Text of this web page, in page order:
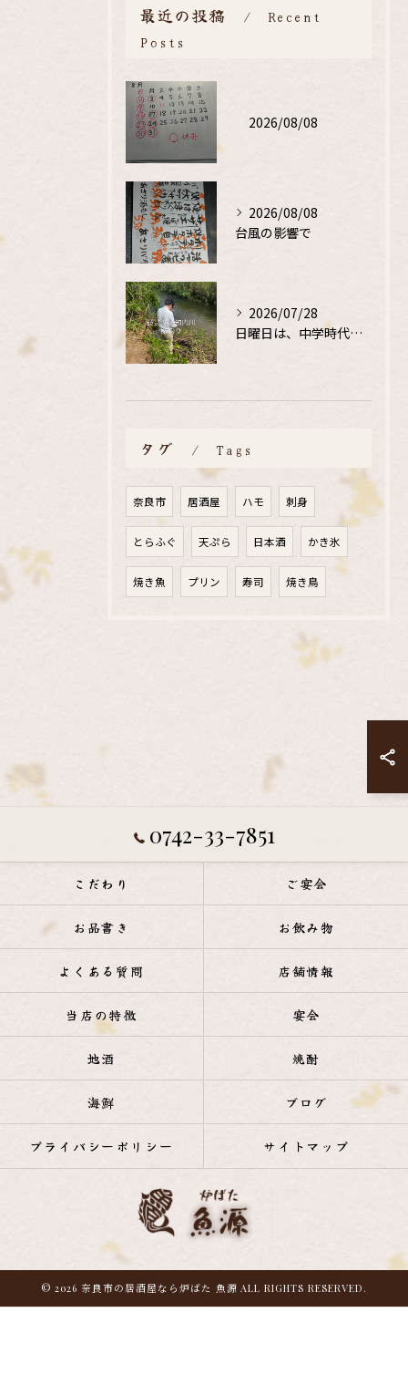
最近の投稿
Recent
Posts
2026/08/08
2026/08/08
台風の影響で
2026/07/28
日曜日は、中学時代の、同級生と鮎釣り
タグ Tags
奈良市 居酒屋 ハモ 刺身
とらふぐ 天ぷら 日本酒 かき氷
焼き魚 プリン 寿司 焼き鳥
0742-33-7851
こだわり ご宴会
お品書き お飲み物
よくある質問 店舗情報
当店の特徴 宴会
地酒 焼酎
海鮮 ブログ
プライバシーポリシー サイトマップ
© 2026 奈良市の居酒屋なら炉ばた 魚源 ALL RIGHTS RESERVED.